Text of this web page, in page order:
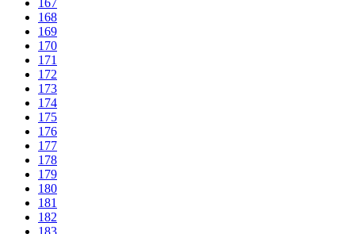
168
169
170
171
172
173
174
175
176
177
178
179
180
181
182
183